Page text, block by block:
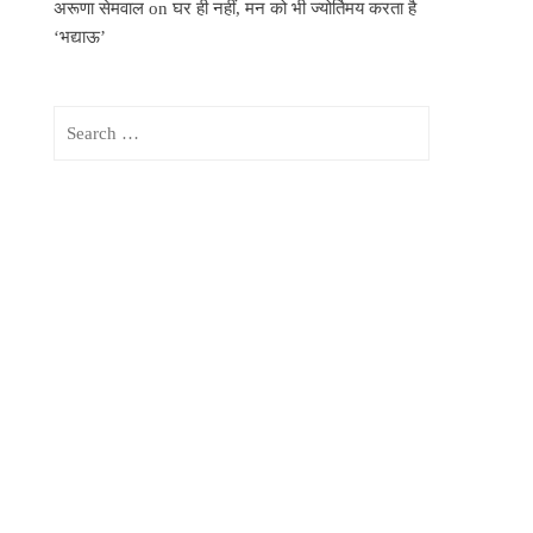
अरूणा सेमवाल onघर ही नहीं, मन को भी ज्योर्तिमय करता है
‘भद्याऊ’